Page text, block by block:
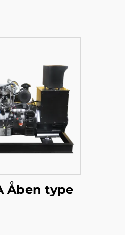
Åben type